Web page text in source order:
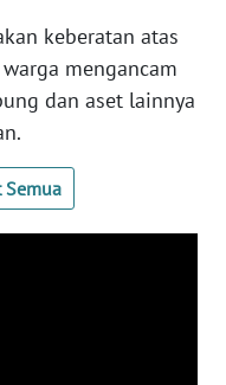
keberatan atas
mengancam
dan aset lainnya
Semua